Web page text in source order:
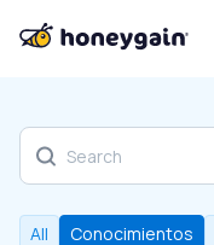
Discover our blog
All Conocimientos